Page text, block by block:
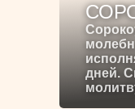
дней.